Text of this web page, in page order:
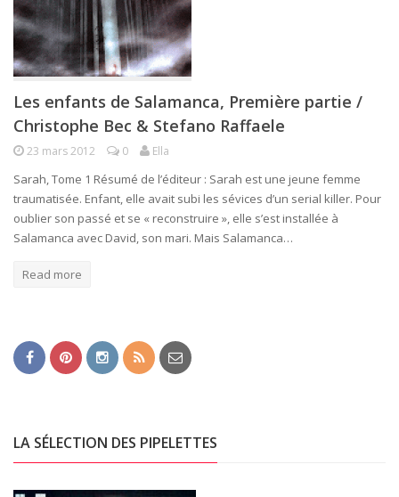
Les enfants de Salamanca, Première partie /
Christophe Bec & Stefano Raffaele
23 mars 2012 0 Ella
Sarah, Tome 1 Résumé de l’éditeur : Sarah est une jeune femme
traumatisée. Enfant, elle avait subi les sévices d’un serial killer. Pour
oublier son passé et se « reconstruire », elle s’est installée à
Salamanca avec David, son mari. Mais Salamanca…
Read more
LA SÉLECTION DES PIPELETTES